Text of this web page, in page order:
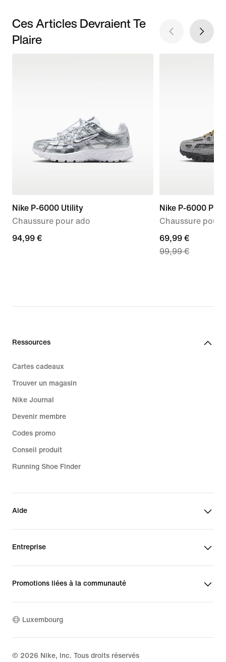
Ces Articles Devraient Te
Plaire
Nike P-6000 Utility
Chaussure pour ado
94,99 €
94,99 €
Nike P-6000
Chaussure pour
current
price
99,99 €
69,99 €
99,99 €
Ressources
Cartes cadeaux
Trouver un magasin
Nike Journal
Devenir membre
Codes promo
Conseil produit
Running Shoe Finder
Aide
Entreprise
Promotions liées à la communauté
Luxembourg
© 2026 Nike, Inc. Tous droits réservés